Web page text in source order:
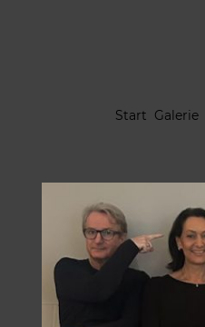
Start Galerie